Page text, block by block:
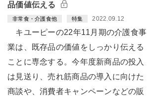
品価値伝える
非常食・介護食他 特集 2022.09.12
キユーピーの22年11月期の介護食事
業は、既存品の価値をしっかり伝える
ことに専念する。今年度新商品の投入
は見送り、売れ筋商品の導入に向けた
商談や、消費者キャンペーンなどの販